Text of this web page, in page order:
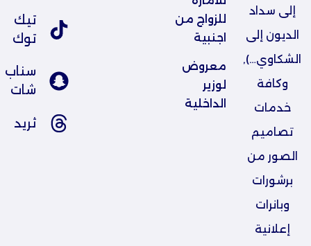
إلى سداد
الديون إلى
الشكاوي…),
وكافة
خدمات
تصاميم
الصور من
برشورات
وبانرات
إعلانية
اجنبية
الداخلية
تيك
توك
سناب
شات
ثريد